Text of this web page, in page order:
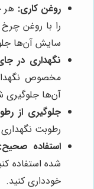
روغن کاری: هر
را با روغن
سایش آن‌ها
نگهداری در
مخصوص
آن‌ها جلوگیری
جلوگیری از
رطوبت
استفاده صحیح:
شده استفاده
خودداری کنید.